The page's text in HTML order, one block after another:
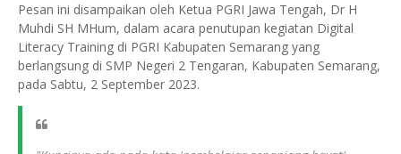
Pesan ini disampaikan oleh Ketua PGRI Jawa Tengah, Dr H
Muhdi SH MHum, dalam acara penutupan kegiatan Digital
Literacy Training di PGRI Kabupaten Semarang yang
berlangsung di SMP Negeri 2 Tengaran, Kabupaten Semarang,
pada Sabtu, 2 September 2023.